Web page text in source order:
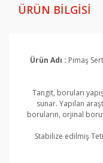
ÜRÜN BILGISI
Ürün Adı : Pimaş
Tangit, boruları
sunar. Yapılan
boruların, orjinal
Stabilize edilmiş